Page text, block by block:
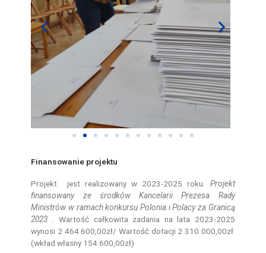
Finansowanie projektu
Projekt jest realizowany w 2023-2025 roku. Projekt
finansowany ze środków Kancelarii Prezesa Rady
Ministrów w ramach konkursu Polonia i Polacy za Granicą
2023 .Wartość całkowita zadania na lata 2023-2025
wynosi 2 464 600,00zł/ Wartość dotacji 2 310 000,00zł
(wkład własny 154 600,00zł)